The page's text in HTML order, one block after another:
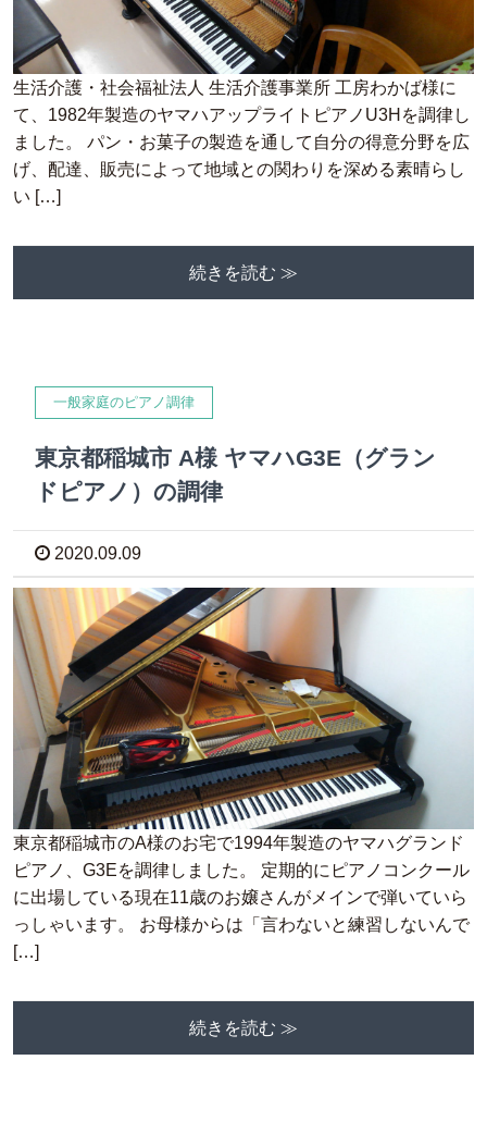
生活介護・社会福祉法人 生活介護事業所 工房わかば様に
て、1982年製造のヤマハアップライトピアノU3Hを調律し
ました。 パン・お菓子の製造を通して自分の得意分野を広
げ、配達、販売によって地域との関わりを深める素晴らし
い […]
続きを読む ≫
一般家庭のピアノ調律
東京都稲城市 A様 ヤマハG3E（グラン
ドピアノ）の調律
2020.09.09
東京都稲城市のA様のお宅で1994年製造のヤマハグランド
ピアノ、G3Eを調律しました。 定期的にピアノコンクール
に出場している現在11歳のお嬢さんがメインで弾いていら
っしゃいます。 お母様からは「言わないと練習しないんで
[…]
続きを読む ≫